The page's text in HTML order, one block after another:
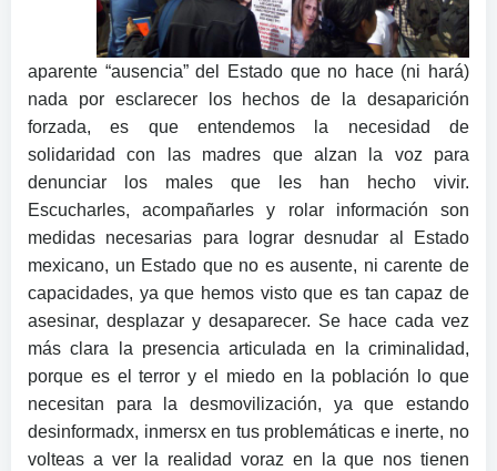
aparente “ausencia” del Estado que no hace (ni hará)
nada por esclarecer los hechos de la desaparición
forzada, es que entendemos la necesidad de
solidaridad con las madres que alzan la voz para
denunciar los males que les han hecho vivir.
Escucharles, acompañarles y rolar información son
medidas necesarias para lograr desnudar al Estado
mexicano, un Estado que no es ausente, ni carente de
capacidades, ya que hemos visto que es tan capaz de
asesinar, desplazar y desaparecer. Se hace cada vez
más clara la presencia articulada en la criminalidad,
porque es el terror y el miedo en la población lo que
necesitan para la desmovilización, ya que estando
desinformadx, inmersx en tus problemáticas e inerte, no
volteas a ver la realidad voraz en la que nos tienen